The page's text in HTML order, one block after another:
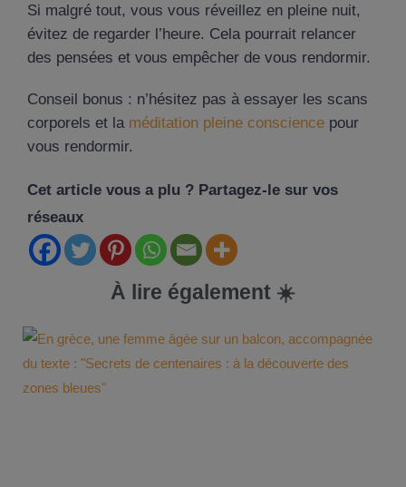
Si malgré tout, vous vous réveillez en pleine nuit,
évitez de regarder l’heure. Cela pourrait relancer
des pensées et vous empêcher de vous rendormir.
Conseil bonus : n’hésitez pas à essayer les scans
corporels et la méditation pleine conscience pour
vous rendormir.
Cet article vous a plu ? Partagez-le sur vos
réseaux
À lire également ☀️